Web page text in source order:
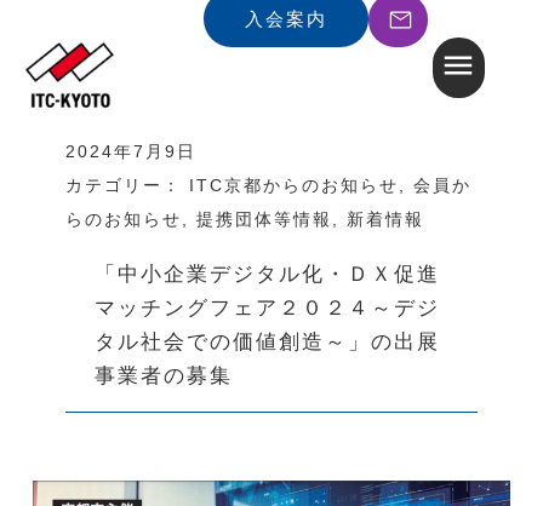
入会案内
2024年7月9日
カテゴリー：
ITC京都からのお知らせ , 会員か
らのお知らせ , 提携団体等情報 , 新着情報
「中小企業デジタル化・ＤＸ促進
マッチングフェア２０２４～デジ
タル社会での価値創造～」の出展
事業者の募集